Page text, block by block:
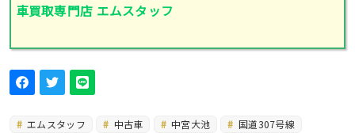
車買取専門店 エムスタッフ
エムスタッフ 中古車 中宮大池
国道307号線